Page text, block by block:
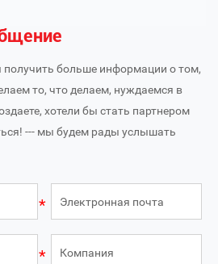
получить больше информации о том,
то, что делаем, нуждаемся в
хотели бы стать партнером
--- мы будем рады услышать